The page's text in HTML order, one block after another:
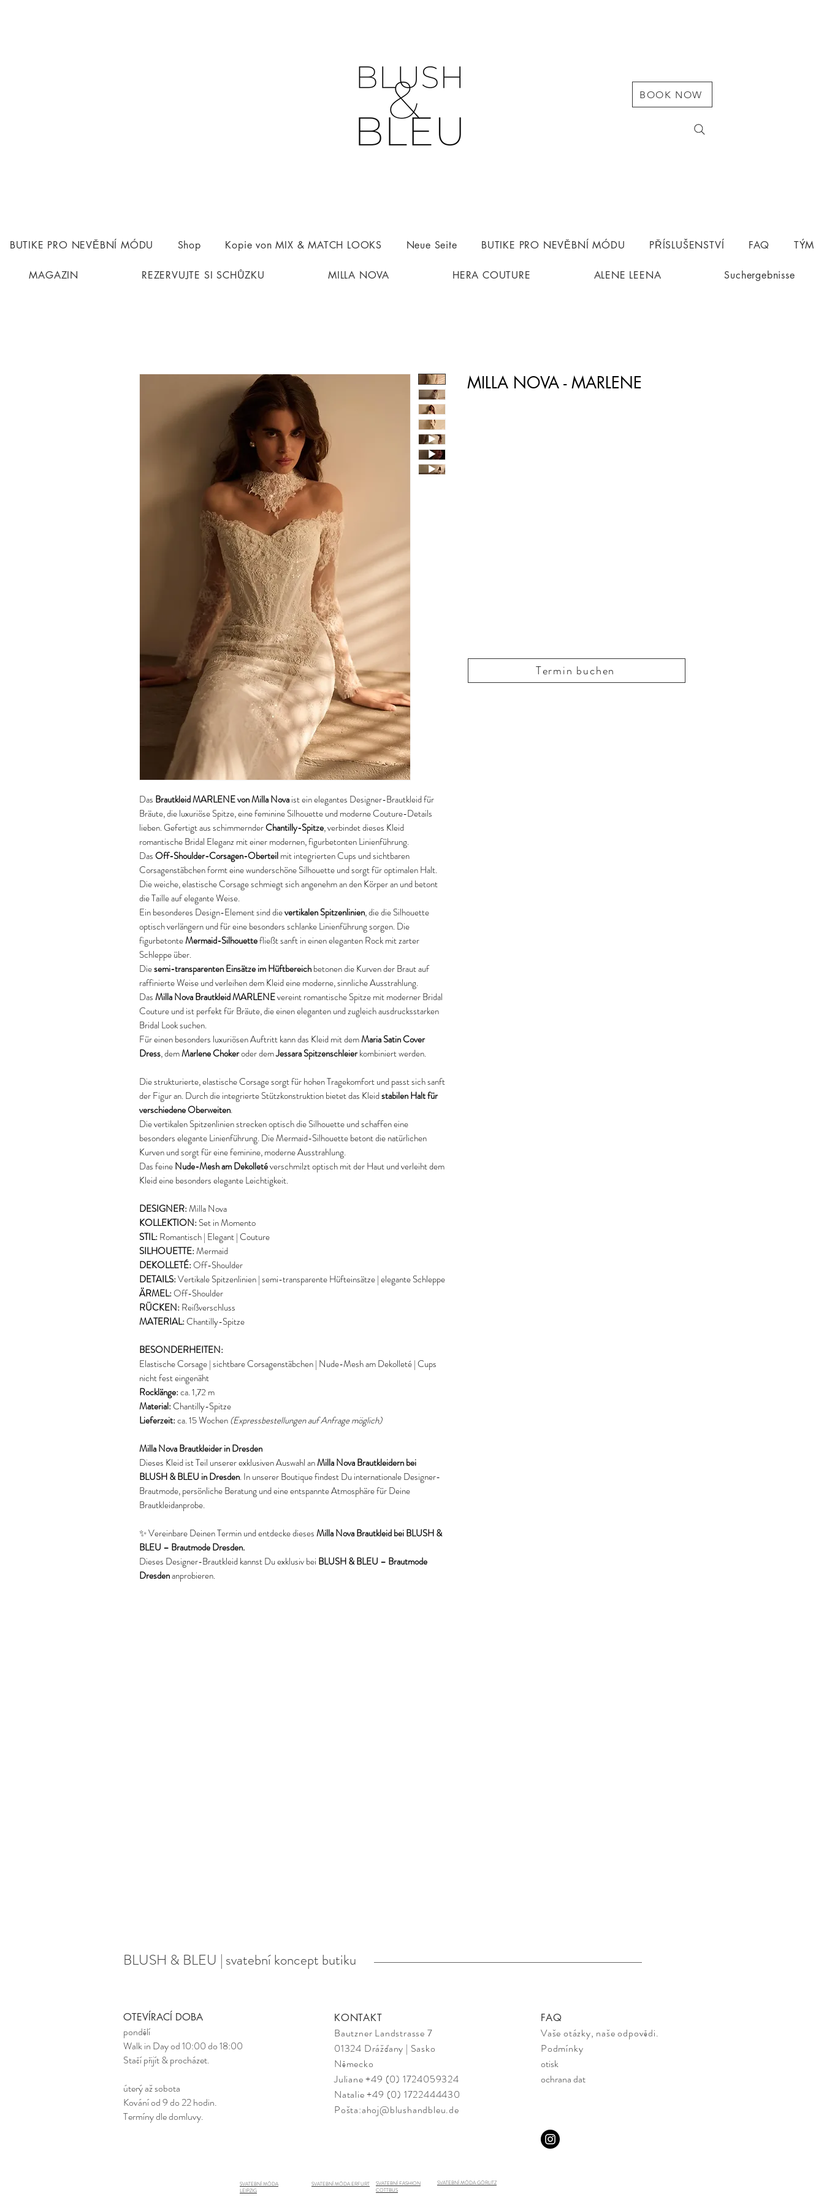
BOOK NOW
BUTIKE PRO NEVĚBNÍ MÓDU Shop Kopie von MIX & MATCH LOOKS Neue Seite BUTIKE PRO NEVĚBNÍ MÓDU PŘÍSLUŠENSTVÍ FAQ TÝM
MAGAZIN REZERVUJTE SI SCHŮZKU MILLA NOVA HERA COUTURE ALENE LEENA Suchergebnisse
Das Brautkleid MARLENE von Milla Novaist ein elegantes Designer-Brautkleid für
Bräute, die luxuriöse Spitze, eine feminine Silhouette und moderne Couture-Details
lieben. Gefertigt aus schimmernderChantilly-Spitze, verbindet dieses Kleid
romantische Bridal Eleganz mit einer modernen, figurbetonten Linienführung.
DasOff-Shoulder-Corsagen-Oberteilmit integrierten Cups und sichtbaren
Corsagenstäbchen formt eine wunderschöne Silhouette und sorgt für optimalen Halt.
Die weiche, elastische Corsage schmiegt sich angenehm an den Körper an und betont
die Taille auf elegante Weise.
Ein besonderes Design-Element sind dievertikalen Spitzenlinien, die die Silhouette
optisch verlängern und für eine besonders schlanke Linienführung sorgen. Die
figurbetonteMermaid-Silhouettefließt sanft in einen eleganten Rock mit zarter
Schleppe über.
Diesemi-transparenten Einsätze im Hüftbereichbetonen die Kurven der Braut auf
raffinierte Weise und verleihen dem Kleid eine moderne, sinnliche Ausstrahlung.
DasMilla Nova Brautkleid MARLENEvereint romantische Spitze mit moderner Bridal
Couture und ist perfekt für Bräute, die einen eleganten und zugleich ausdrucksstarken
Bridal Look suchen.
Für einen besonders luxuriösen Auftritt kann das Kleid mit demMaria Satin Cover
Dress, demMarlene Chokeroder demJessara Spitzenschleierkombiniert werden.
Die strukturierte, elastische Corsage sorgt für hohen Tragekomfort und passt sich sanft
der Figur an. Durch die integrierte Stützkonstruktion bietet das Kleidstabilen Halt für
verschiedene Oberweiten.
Die vertikalen Spitzenlinien strecken optisch die Silhouette und schaffen eine
besonders elegante Linienführung. Die Mermaid-Silhouette betont die natürlichen
Kurven und sorgt für eine feminine, moderne Ausstrahlung.
Das feineNude-Mesh am Dekolletéverschmilzt optisch mit der Haut und verleiht dem
Kleid eine besonders elegante Leichtigkeit.
DESIGNER:Milla Nova
KOLLEKTION:Set in Momento
STIL:Romantisch | Elegant | Couture
SILHOUETTE:Mermaid
DEKOLLETÉ:Off-Shoulder
DETAILS:Vertikale Spitzenlinien | semi-transparente Hüfteinsätze | elegante Schleppe
ÄRMEL:Off-Shoulder
RÜCKEN:Reißverschluss
MATERIAL:Chantilly-Spitze
BESONDERHEITEN:
Elastische Corsage | sichtbare Corsagenstäbchen | Nude-Mesh am Dekolleté | Cups
nicht fest eingenäht
Rocklänge:ca. 1,72 m
Material:Chantilly-Spitze
Lieferzeit:ca. 15 Wochen(Expressbestellungen auf Anfrage möglich)
Milla Nova Brautkleider in Dresden
Dieses Kleid ist Teil unserer exklusiven Auswahl anMilla Nova Brautkleidern bei
BLUSH & BLEU in Dresden. In unserer Boutique findest Du internationale Designer-
Brautmode, persönliche Beratung und eine entspannte Atmosphäre für Deine
Brautkleidanprobe.
✨ Vereinbare Deinen Termin und entdecke diesesMilla Nova Brautkleid bei BLUSH &
BLEU – Brautmode Dresden.
Dieses Designer-Brautkleid kannst Du exklusiv bei BLUSH & BLEU – Brautmode
Dresdenanprobieren.
MILLA NOVA - MARLENE
Termin buchen
BLUSH & BLEU | svatební koncept butiku
OTEVÍRACÍ DOBA
pondělí
Walk in Day od 10:00 do 18:00
Stačí přijít & procházet.
úterý až sobota
Kování od 9 do 22 hodin.
Termíny dle domluvy.
KONTAKT
Bautzner Landstrasse 7
01324 Drážďany | Sasko
Německo
Juliane +49 (0) 1724059324
Natalie +49 (0) 1722444430
Pošta:ahoj@blushandbleu.de
FAQ
Vaše otázky, naše odpovědi.
Podmínky
otisk
ochrana dat
SVATEBNÍ MÓDA
LEIPZIG
SVATEBNÍ MÓDA ERFURT
SVATEBNÍ FASHION
COTTBUS
SVATEBNÍ MÓDA GÖRLITZ